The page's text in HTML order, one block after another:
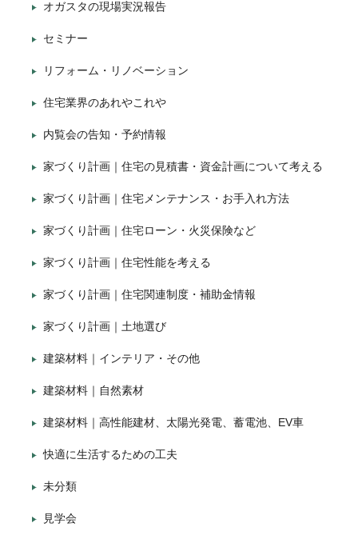
オガスタの現場実況報告
セミナー
リフォーム・リノベーション
住宅業界のあれやこれや
内覧会の告知・予約情報
家づくり計画｜住宅の見積書・資金計画について考える
家づくり計画｜住宅メンテナンス・お手入れ方法
家づくり計画｜住宅ローン・火災保険など
家づくり計画｜住宅性能を考える
家づくり計画｜住宅関連制度・補助金情報
家づくり計画｜土地選び
建築材料｜インテリア・その他
建築材料｜自然素材
建築材料｜高性能建材、太陽光発電、蓄電池、EV車
快適に生活するための工夫
未分類
見学会